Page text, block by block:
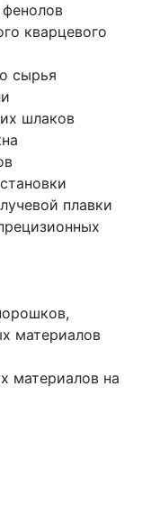
кварцевого
сырья
шлаков
плавки
материалов
материалов на